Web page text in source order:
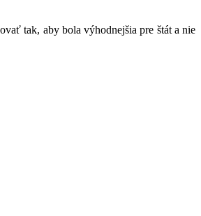
tak, aby bola výhodnejšia pre štát a nie